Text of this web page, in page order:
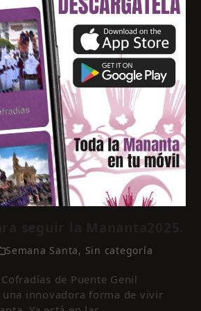
Semana Santa, Sin categoría
de Puente Genil
una innovadora forma de vivir